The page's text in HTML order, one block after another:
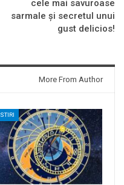
cele mai savuroase
sarmale și secretul unui
gust delicios!
More From Author
STIRI